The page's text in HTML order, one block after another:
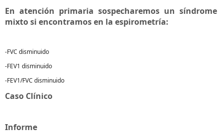
En atención primaria sospecharemos un síndrome
mixto si encontramos en la espirometría:
-FVC disminuido
-FEV1 disminuido
-FEV1/FVC disminuido
Caso Clínico
Informe